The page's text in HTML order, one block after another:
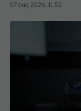
07 aug 2026, 11:52